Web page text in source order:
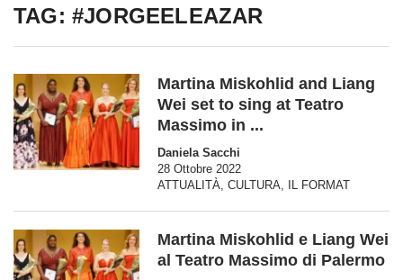
TAG: #JORGEELEAZAR
Martina Miskohlid and Liang
Wei set to sing at Teatro
Massimo in ...
Daniela Sacchi
28 Ottobre 2022
ATTUALITÀ, CULTURA, IL FORMAT
Martina Miskohlid e Liang Wei
al Teatro Massimo di Palermo